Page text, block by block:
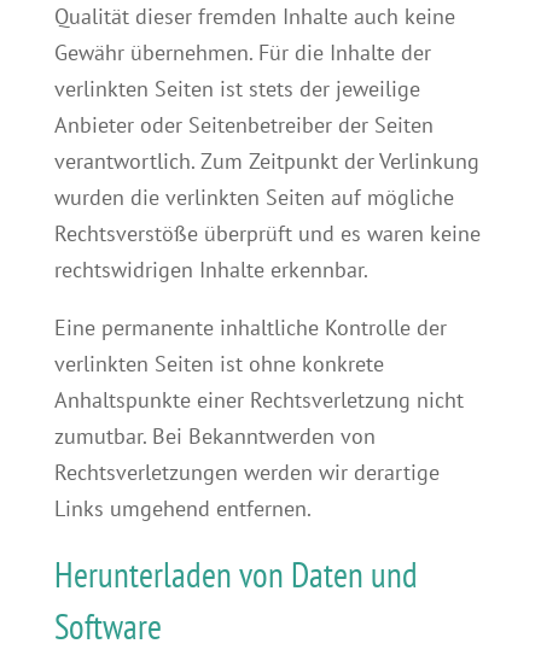
Qualität dieser fremden Inhalte auch keine
Gewähr übernehmen. Für die Inhalte der
verlinkten Seiten ist stets der jeweilige
Anbieter oder Seitenbetreiber der Seiten
verantwortlich. Zum Zeitpunkt der Verlinkung
wurden die verlinkten Seiten auf mögliche
Rechtsverstöße überprüft und es waren keine
rechtswidrigen Inhalte erkennbar.
Eine permanente inhaltliche Kontrolle der
verlinkten Seiten ist ohne konkrete
Anhaltspunkte einer Rechtsverletzung nicht
zumutbar. Bei Bekanntwerden von
Rechtsverletzungen werden wir derartige
Links umgehend entfernen.
Herunterladen von Daten und
Software